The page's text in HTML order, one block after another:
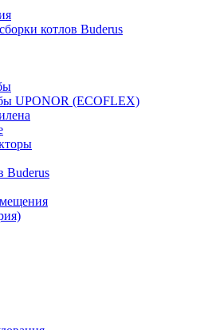
котлов Buderus
UPONOR (ECOFLEX)
Buderus